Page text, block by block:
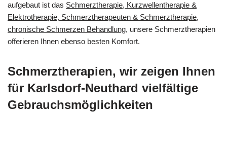
aufgebaut ist das Schmerztherapie, Kurzwellentherapie &
Elektrotherapie, Schmerztherapeuten & Schmerztherapie,
chronische Schmerzen Behandlung, unsere Schmerztherapien
offerieren Ihnen ebenso besten Komfort.
Schmerztherapien, wir zeigen Ihnen
für Karlsdorf-Neuthard vielfältige
Gebrauchsmöglichkeiten